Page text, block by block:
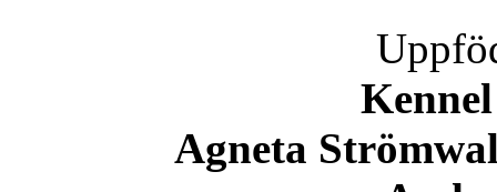
Agneta